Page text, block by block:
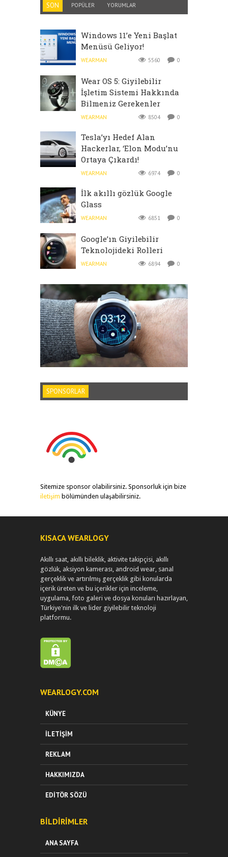
SON POPÜLER YORUMLAR
Windows 11’e Yeni Başlat
Menüsü Geliyor!
WEARMAN 5560 0
Wear OS 5: Giyilebilir
İşletim Sistemi Hakkında
Bilmeniz Gerekenler
WEARMAN 8504 0
Tesla’yı Hedef Alan
Hackerlar, ‘Elon Modu’nu
Ortaya Çıkardı!
WEARMAN 6974 0
İlk akıllı gözlük Google
Glass
WEARMAN 6851 0
Google’ın Giyilebilir
Teknolojideki Rolleri
WEARMAN 6894 0
SPONSORLAR
Sitemize sponsor olabilirsiniz. Sponsorluk için bize
iletişim bölümünden ulaşabilirsiniz.
KISACA WEARLOGY
Akıllı saat, akıllı bileklik, aktivite takipçisi, akıllı
gözlük, aksiyon kamerası, android wear, sanal
gerçeklik ve artırılmış gerçeklik gibi konularda
içerik üreten ve bu içerikler için inceleme,
uygulama, foto galeri ve dosya konuları hazırlayan,
Türkiye'nin ilk ve lider giyilebilir teknoloji
platformu.
WEARLOGY.COM
KÜNYE
İLETIŞIM
REKLAM
HAKKIMIZDA
EDITÖR SÖZÜ
BILDIRIMLER
ANA SAYFA